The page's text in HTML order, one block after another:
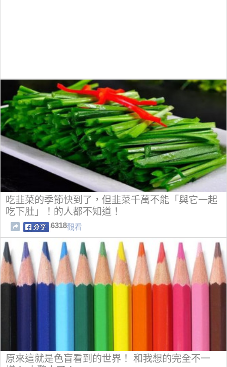
吃韭菜的季節快到了，但韭菜千萬不能「與它一起
吃下肚」！的人都不知道！
6318觀看
原來這就是色盲看到的世界！ 和我想的完全不一